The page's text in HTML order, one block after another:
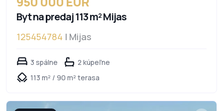
Byt na predaj 113 m² Mijas
125454784 | Mijas
3 spálne
2 kúpeľne
113 m² / 90 m² terasa